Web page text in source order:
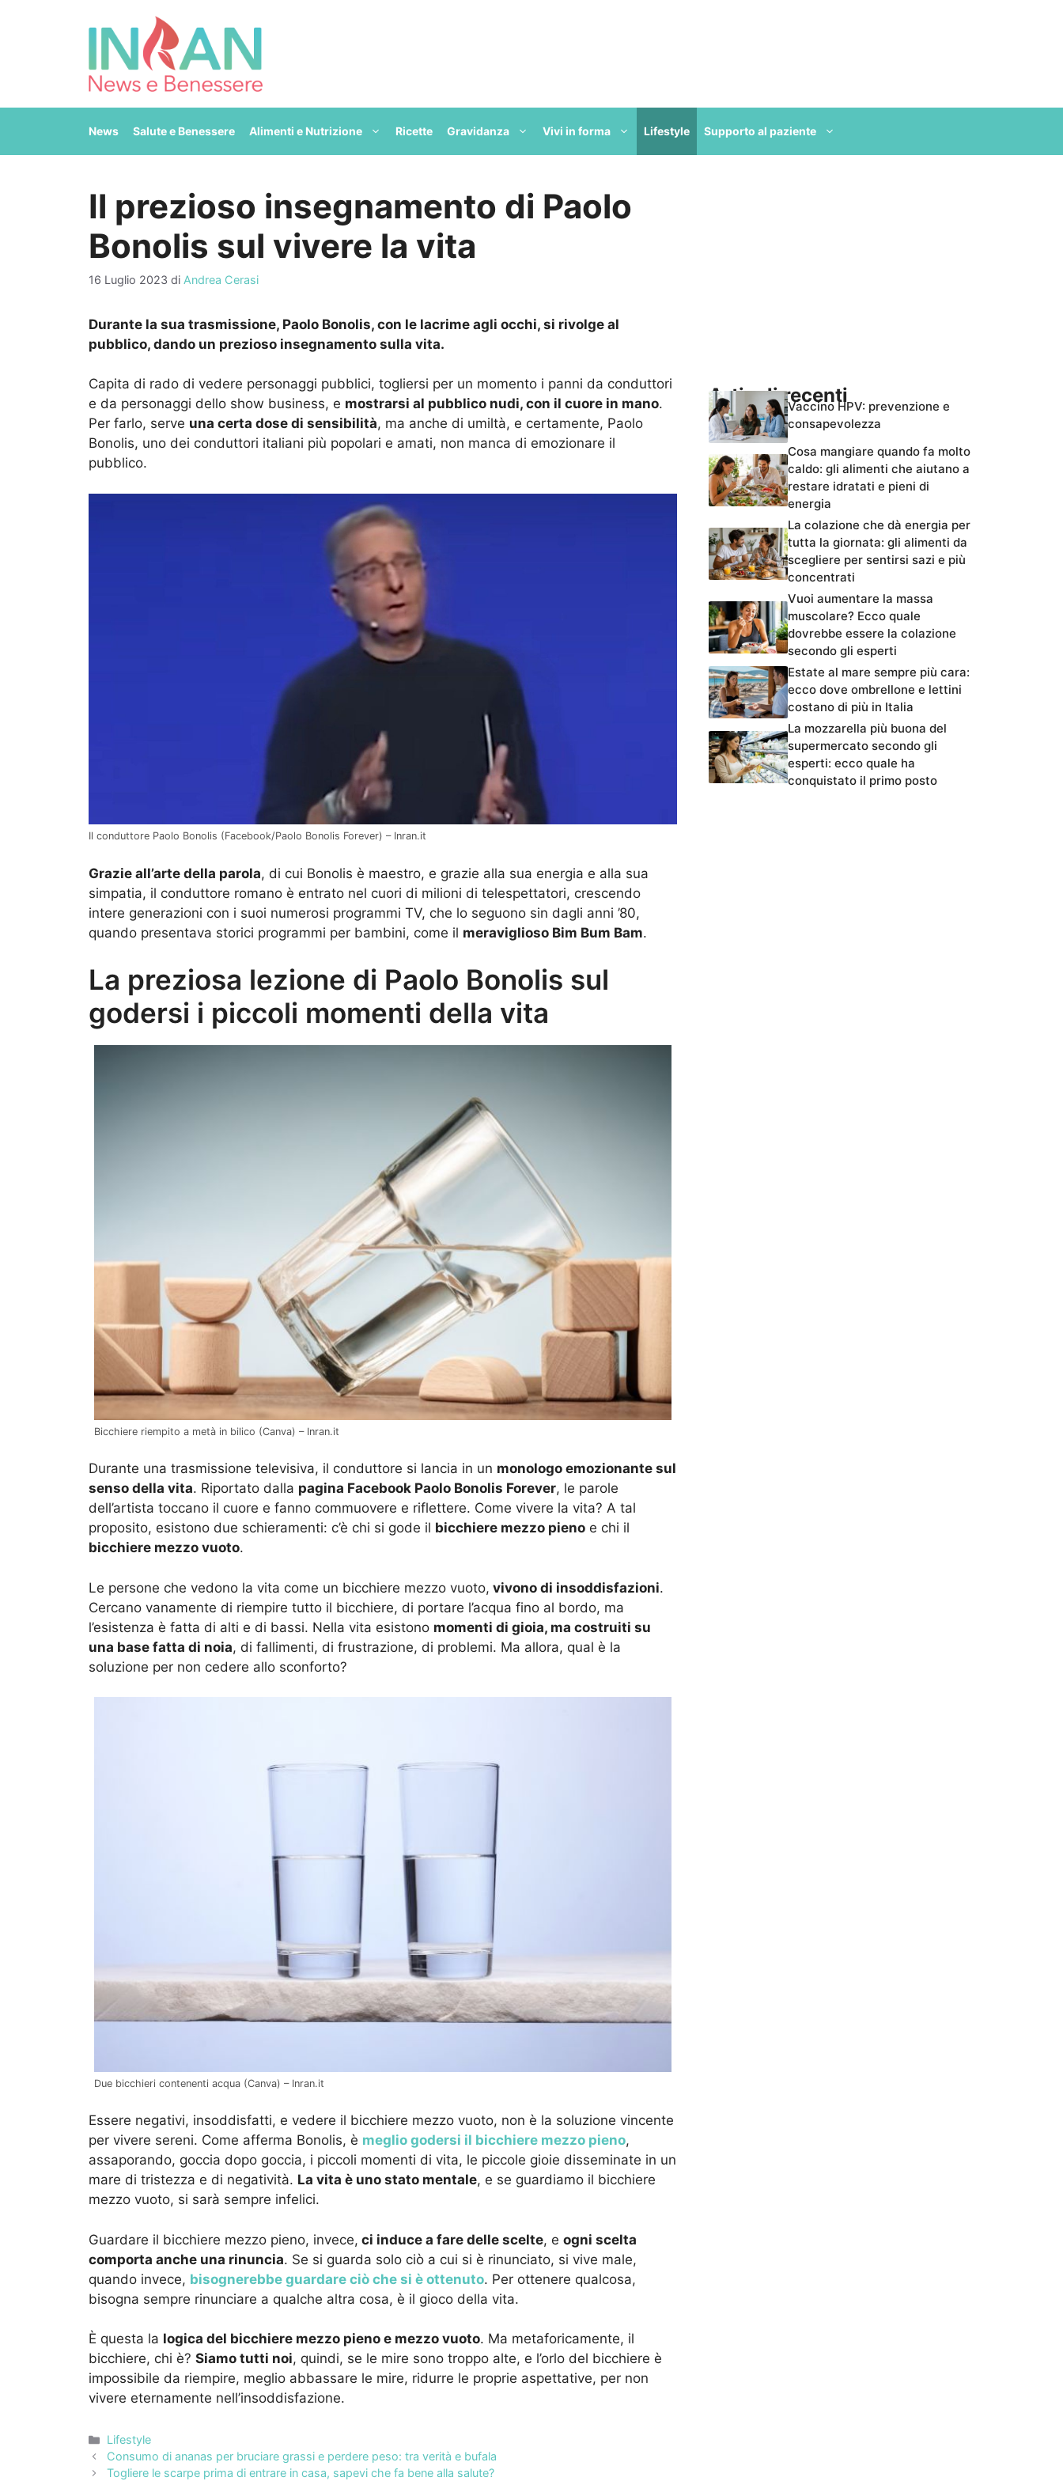
News Salute e Benessere Alimenti e Nutrizione Ricette Gravidanza Vivi in forma Lifestyle Supporto al paziente
Il prezioso insegnamento di Paolo
Bonolis sul vivere la vita
16 Luglio 2023 di Andrea Cerasi
Durante la sua trasmissione, Paolo Bonolis, con le lacrime agli occhi, si rivolge al
pubblico, dando un prezioso insegnamento sulla vita.
Capita di rado di vedere personaggi pubblici, togliersi per un momento i panni da conduttori
e da personaggi dello show business, e mostrarsi al pubblico nudi, con il cuore in mano.
Per farlo, serve una certa dose di sensibilità, ma anche di umiltà, e certamente, Paolo
Bonolis, uno dei conduttori italiani più popolari e amati, non manca di emozionare il
pubblico.
Il conduttore Paolo Bonolis (Facebook/Paolo Bonolis Forever) – Inran.it
Grazie all’arte della parola, di cui Bonolis è maestro, e grazie alla sua energia e alla sua
simpatia, il conduttore romano è entrato nel cuori di milioni di telespettatori, crescendo
intere generazioni con i suoi numerosi programmi TV, che lo seguono sin dagli anni ’80,
quando presentava storici programmi per bambini, come il meraviglioso Bim Bum Bam.
La preziosa lezione di Paolo Bonolis sul
godersi i piccoli momenti della vita
Bicchiere riempito a metà in bilico (Canva) – Inran.it
Durante una trasmissione televisiva, il conduttore si lancia in un monologo emozionante sul
senso della vita. Riportato dalla pagina Facebook Paolo Bonolis Forever, le parole
dell’artista toccano il cuore e fanno commuovere e riflettere. Come vivere la vita? A tal
proposito, esistono due schieramenti: c’è chi si gode il bicchiere mezzo pieno e chi il
bicchiere mezzo vuoto.
Le persone che vedono la vita come un bicchiere mezzo vuoto, vivono di insoddisfazioni.
Cercano vanamente di riempire tutto il bicchiere, di portare l’acqua fino al bordo, ma
l’esistenza è fatta di alti e di bassi. Nella vita esistono momenti di gioia, ma costruiti su
una base fatta di noia, di fallimenti, di frustrazione, di problemi. Ma allora, qual è la
soluzione per non cedere allo sconforto?
Due bicchieri contenenti acqua (Canva) – Inran.it
Essere negativi, insoddisfatti, e vedere il bicchiere mezzo vuoto, non è la soluzione vincente
per vivere sereni. Come afferma Bonolis, è meglio godersi il bicchiere mezzo pieno,
assaporando, goccia dopo goccia, i piccoli momenti di vita, le piccole gioie disseminate in un
mare di tristezza e di negatività. La vita è uno stato mentale, e se guardiamo il bicchiere
mezzo vuoto, si sarà sempre infelici.
Guardare il bicchiere mezzo pieno, invece, ci induce a fare delle scelte, e ogni scelta
comporta anche una rinuncia. Se si guarda solo ciò a cui si è rinunciato, si vive male,
quando invece, bisognerebbe guardare ciò che si è ottenuto. Per ottenere qualcosa,
bisogna sempre rinunciare a qualche altra cosa, è il gioco della vita.
È questa la logica del bicchiere mezzo pieno e mezzo vuoto. Ma metaforicamente, il
bicchiere, chi è? Siamo tutti noi, quindi, se le mire sono troppo alte, e l’orlo del bicchiere è
impossibile da riempire, meglio abbassare le mire, ridurre le proprie aspettative, per non
vivere eternamente nell’insoddisfazione.
Categorie
Lifestyle
Consumo di ananas per bruciare grassi e perdere peso: tra verità e bufala
Togliere le scarpe prima di entrare in casa, sapevi che fa bene alla salute?
Articoli recentiVaccino HPV: prevenzione e
consapevolezza
Cosa mangiare quando fa molto
caldo: gli alimenti che aiutano a
restare idratati e pieni di
energia
La colazione che dà energia per
tutta la giornata: gli alimenti da
scegliere per sentirsi sazi e più
concentrati
Vuoi aumentare la massa
muscolare? Ecco quale
dovrebbe essere la colazione
secondo gli esperti
Estate al mare sempre più cara:
ecco dove ombrellone e lettini
costano di più in Italia
La mozzarella più buona del
supermercato secondo gli
esperti: ecco quale ha
conquistato il primo posto